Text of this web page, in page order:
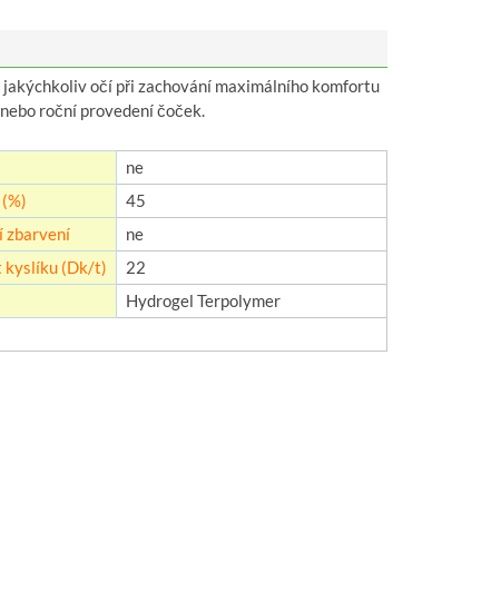
očí při zachování maximálního komfortu
roční provedení čoček.
ne
45
zbarvení
ne
kyslíku (Dk/t)
22
Hydrogel Terpolymer